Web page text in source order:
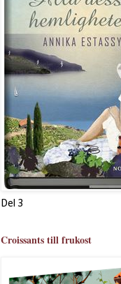
Del 3
Croissants till frukost